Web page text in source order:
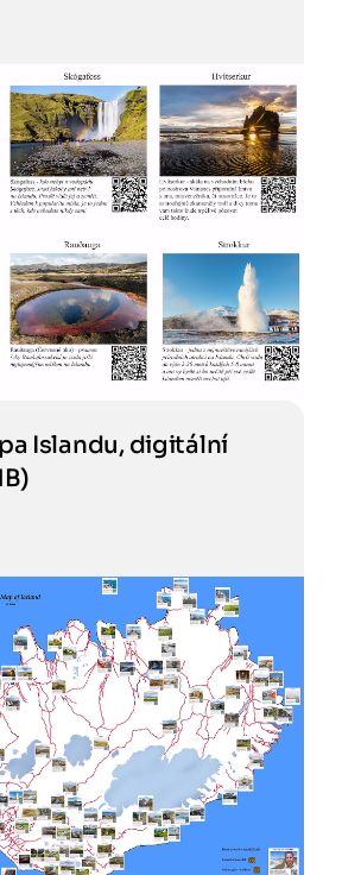
Islandu, digitální